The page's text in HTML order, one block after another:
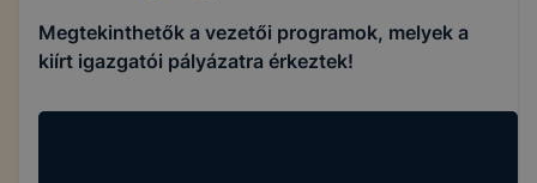
Megtekinthetők a vezetői programok, melyek a
kiírt igazgatói pályázatra érkeztek!